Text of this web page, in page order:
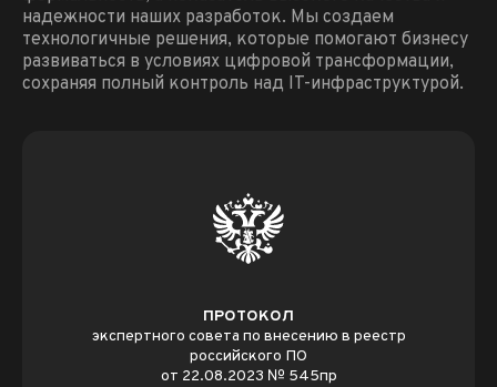
надежности наших разработок. Мы создаем
технологичные решения, которые помогают бизнесу
развиваться в условиях цифровой трансформации,
сохраняя полный контроль над IT-инфраструктурой.
ПРОТОКОЛ
экспертного совета по внесению в реестр
российского ПО
от 22.08.2023 № 545пр